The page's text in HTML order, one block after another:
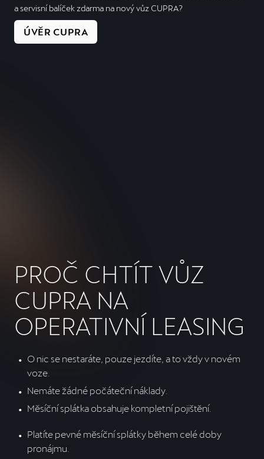
a servisní balíček zdarma na nový vůz CUPRA?
ÚVĚR CUPRA
PROČ CHTÍT VŮZ
CUPRA NA
OPERATIVNÍ LEASING
O nic se nestaráte, pouze jezdíte, a to vždy v novém
voze.
Nemáte žádné počáteční náklady.
Měsíční splátka obsahuje kompletní pojištění.
Platíte pevné měsíční splátky během celé doby
pronájmu.